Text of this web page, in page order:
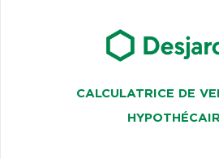
CALCULATRICE DE